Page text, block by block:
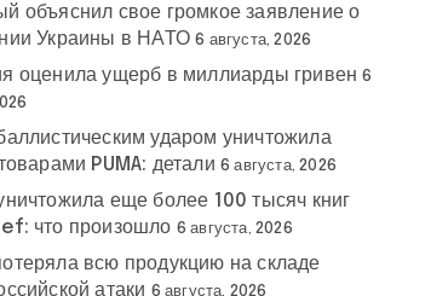
объяснил свое громкое заявление о
Украины в НАТО 6 августа, 2026
оценила ущерб в миллиарды гривен 6
ударом уничтожила
PUMA: детали 6 августа, 2026
еще более 100 тысяч книг
что произошло 6 августа, 2026
всю продукцию на складе
атаки 6 августа, 2026